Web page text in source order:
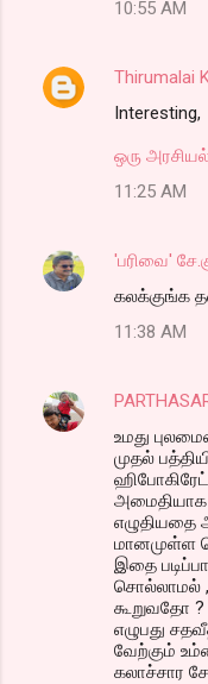
10:55 AM
Thirumalai
Interesting,
ஒரு
11:25 AM
'பரிவை'
கலக்குங்க
11:38 AM
உமது
முதல்
அமைதியாக
எழுதியதை
மானமுள்ள
இதை
சொல்லாமல்
கூறுவதோ
எழுபது
வேற்கும்
கலாச்சார